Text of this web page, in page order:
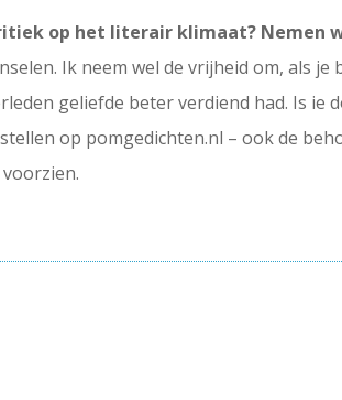
op het literair klimaat? Nemen
Ik neem wel de vrijheid om, als
geliefde beter verdiend had. Is ie
op pomgedichten.nl – ook de